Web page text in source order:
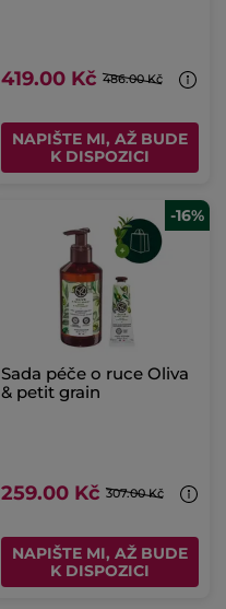
419.00 Kč 486.00 Kč
NAPIŠTE MI, AŽ BUDE
K DISPOZICI
-16%
Sada péče o ruce Oliva
& petit grain
259.00 Kč 307.00 Kč
NAPIŠTE MI, AŽ BUDE
K DISPOZICI